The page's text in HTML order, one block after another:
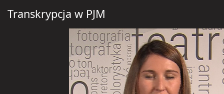
Transkrypcja w PJM